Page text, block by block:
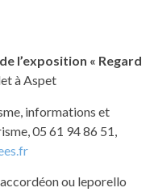
l’exposition « Regard
à Aspet
informations et
05 61 94 86 51,
ou leporello